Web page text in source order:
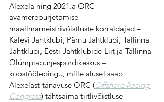
Alexela ning 2021.a ORC
avamerepurjetamise
maailmameistrivõistluste korraldajad –
Kalevi Jahtklubi, Pärnu Jahtklubi, Tallinna
Jahtklubi, Eesti Jahtklubide Liit ja Tallinna
Olümpiapurjespordikeskus –
koostöölepingu, mille alusel saab
Alexelast tänavuse ORC (Offshore Racing
Congress) tähtsaima tiitlivõistluse